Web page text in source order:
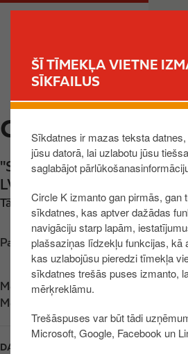
ŠĪ TĪMEKĻA VIETNE
SĪKFAILUS
Sīkdatnes ir mazas teksta
jūsu datorā, lai uzlabotu jūsu
saglabājot
Circle K izmanto gan pirmās, gan
sīkdatnes, kas aptver dažādas
navigāciju starp lapām,
plašsaziņas līdzekļu funkcijas, kā
kas uzlabojūsu pieredzi tīmekļa
sīkdatnes trešās puses izmanto,
mērķreklāmu.
Trešāspuses var būt tādi
Microsoft, Google, Facebook un
u
g
l
v
n
a
t
r
M
v
CIRCLE K
"Saulrīti", Veselavas pag.,
LV
Tālrunis: +37126006228
Parādīt kartē
Meklē mūsApp Store
Meklē mūs
DARBA LAIKS